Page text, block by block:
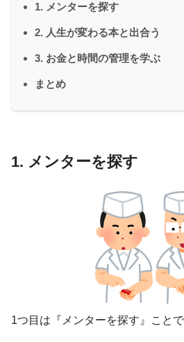
1. メンターを探す
2. 人生が変わる本と出合う
3. お金と時間の管理を学ぶ
まとめ
1. メンターを探す
1つ目は 『メンターを探す』 ことで